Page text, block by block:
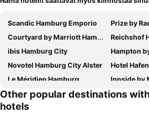
Scandic Hamburg Emporio
Prize by
Courtyard by Marriott Hamburg City
Reichshof
ibis Hamburg City
Hampton by
Novotel Hamburg City Alster
Hotel
Le Méridien Hamburg
Innside by
The Scotty Hotel Hamburg
Moxy
Novotel Hamburg Central Station
Other popular destinations
hotels